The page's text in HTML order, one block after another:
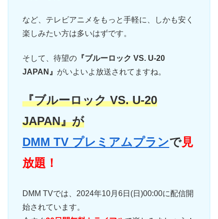
など、テレビアニメをもっと手軽に、しかも安く
楽しみたい方は多いはずです。
そして、待望の『ブルーロック VS. U-20
JAPAN』 がいよいよ放送されてますね。
『ブルーロック VS. U-20
JAPAN』が
DMM TV プレミアムプランで見
放題！
DMM TVでは、2024年10月6日(日)00:00に配信開
始されています。